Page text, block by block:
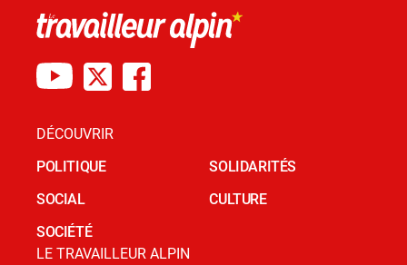
DÉCOUVRIR
POLITIQUE
SOCIAL
SOCIÉTÉ
SOLIDARITÉS
CULTURE
LE TRAVAILLEUR ALPIN